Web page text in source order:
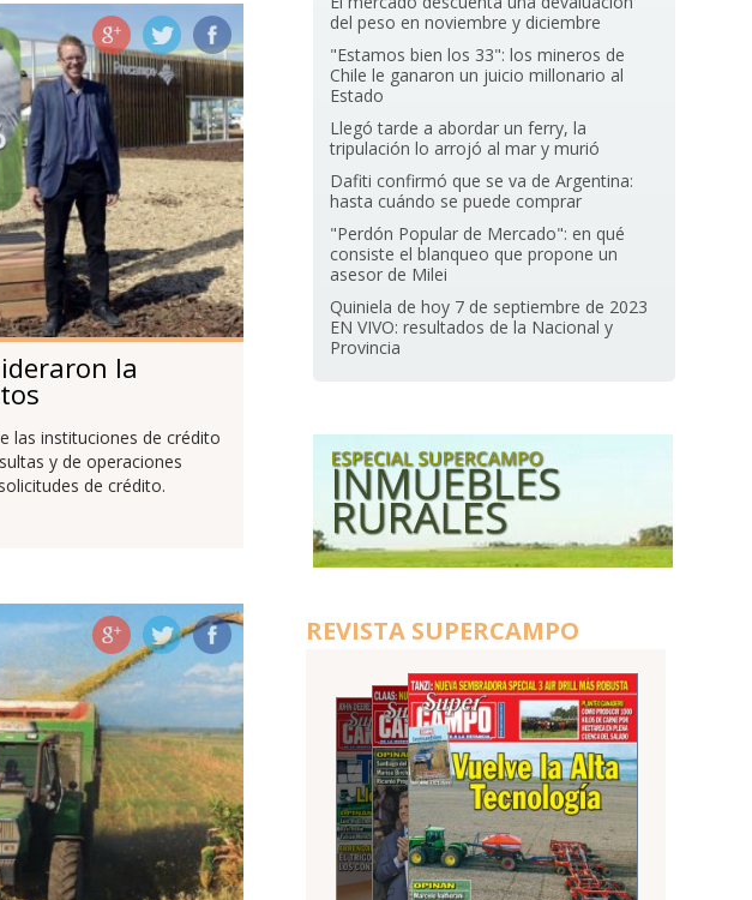
la
las instituciones de crédito
y de operaciones
de crédito.
del peso en noviembre y diciembre
"Estamos bien los 33": los mineros de
Chile le ganaron un juicio millonario al
Estado
Llegó tarde a abordar un ferry, la
tripulación lo arrojó al mar y murió
Dafiti confirmó que se va de Argentina:
hasta cuándo se puede comprar
"Perdón Popular de Mercado": en qué
consiste el blanqueo que propone un
asesor de Milei
Quiniela de hoy 7 de septiembre de 2023
EN VIVO: resultados de la Nacional y
Provincia
REVISTA SUPERCAMPO